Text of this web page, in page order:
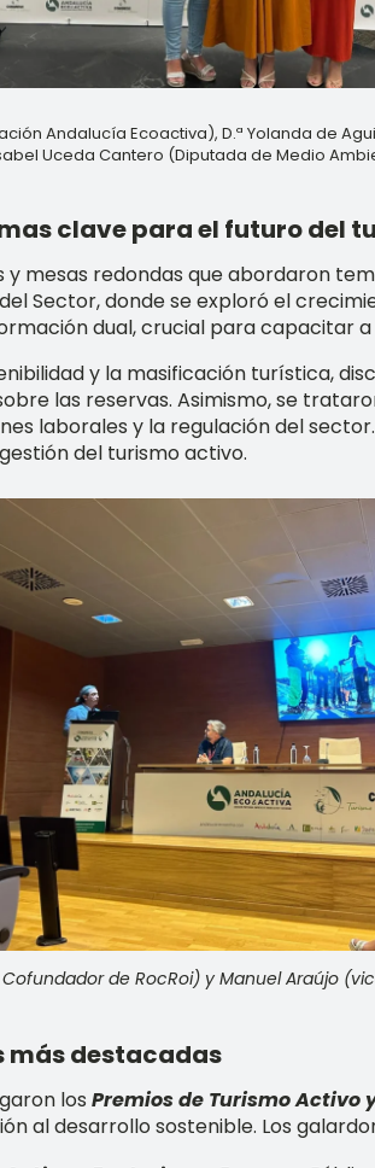
Andalucía Ecoactiva), D.ª Yolanda de
Uceda Cantero (Diputada de Medio
clave para el futuro del
y mesas redondas que abordaron
Sector, donde se exploró el
dual, crucial para capacitar
y la masificación turística,
las reservas. Asimismo, se
laborales y la regulación del
del turismo activo.
Cofundador de RocRoi) y Manuel Araújo
más destacadas
los Premios de Turismo Activo
al desarrollo sostenible. Los